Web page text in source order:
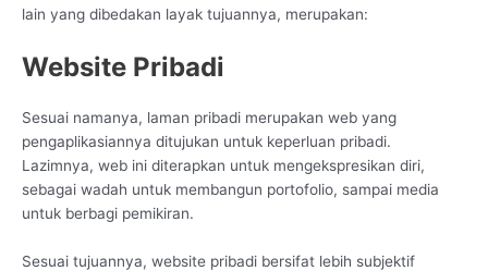
lain yang dibedakan layak tujuannya, merupakan:
Website Pribadi
Sesuai namanya, laman pribadi merupakan web yang
pengaplikasiannya ditujukan untuk keperluan pribadi.
Lazimnya, web ini diterapkan untuk mengekspresikan diri,
sebagai wadah untuk membangun portofolio, sampai media
untuk berbagi pemikiran.
Sesuai tujuannya, website pribadi bersifat lebih subjektif